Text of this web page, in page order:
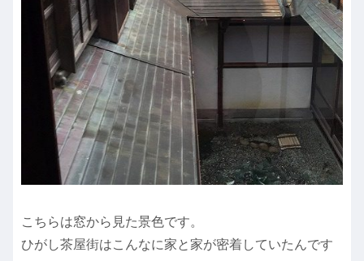
こちらは窓から見た景色です。
ひがし茶屋街はこんなに家と家が密着していたんです